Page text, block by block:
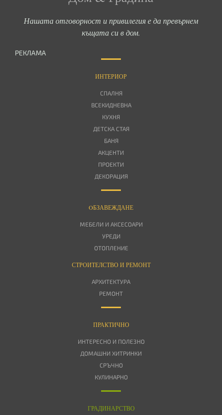
Нашата отговорност и привилегия е да превърнем
къщата си в дом.
РЕКЛАМА
ИНТЕРИОР
СПАЛНЯ
ВСЕКИДНЕВНА
КУХНЯ
ДЕТСКА СТАЯ
БАНЯ
АКЦЕНТИ
ПРОЕКТИ
ДЕКОРАЦИЯ
OБЗАВЕЖДАНЕ
МЕБЕЛИ И АКСЕСОАРИ
УРЕДИ
ОТОПЛЕНИЕ
СТРОИТЕЛСТВО И РЕМОНТ
АРХИТЕКТУРА
РЕМОНТ
ПРАКТИЧНО
ИНТЕРЕСНО И ПОЛЕЗНО
ДОМАШНИ ХИТРИНКИ
СРЪЧНО
КУЛИНАРНО
ГРАДИНАРСТВО